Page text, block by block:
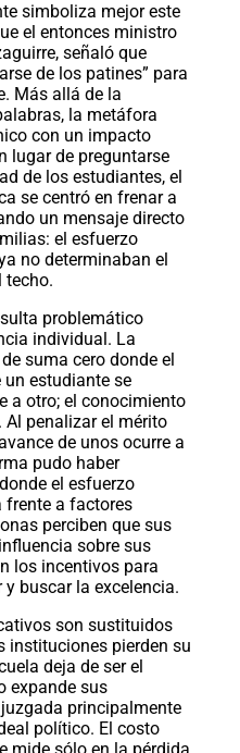
simboliza mejor este
el entonces ministro
señaló que
de los patines” para
Más allá de la
la metáfora
con un impacto
lugar de preguntarse
de los estudiantes, el
se centró en frenar a
un mensaje directo
el esfuerzo
no determinaban el
techo.
problemático
individual. La
suma cero donde el
estudiante se
a otro; el conocimiento
penalizar el mérito
de unos ocurre a
pudo haber
el esfuerzo
frente a factores
perciben que sus
sobre sus
los incentivos para
buscar la excelencia.
son sustituidos
instituciones pierden su
deja de ser el
expande sus
principalmente
político. El costo